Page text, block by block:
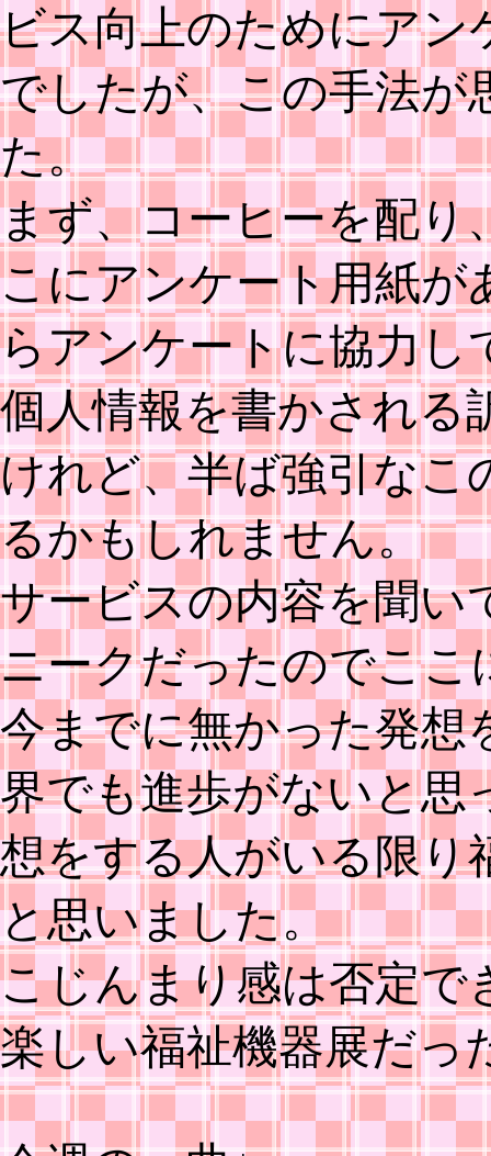
ビス向上のためにアン
でしたが、この手法が
た。
まず、コーヒーを配り
こにアンケート用紙が
らアンケートに協力し
個人情報を書かされる
けれど、半ば強引なこ
るかもしれません。
サービスの内容を聞い
ニークだったのでこ
今までに無かった発想
界でも進歩がないと思
想をする人がいる限り
と思いました。
こじんまり感は否定で
楽しい福祉機器展だっ